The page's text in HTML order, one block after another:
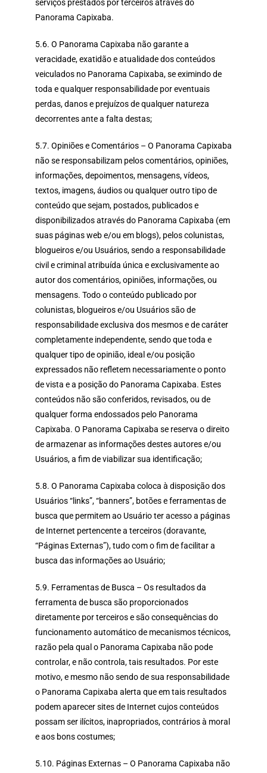
serviços prestados por terceiros através do
Panorama Capixaba.
5.6. O Panorama Capixaba não garante a
veracidade, exatidão e atualidade dos conteúdos
veiculados no Panorama Capixaba, se eximindo de
toda e qualquer responsabilidade por eventuais
perdas, danos e prejuízos de qualquer natureza
decorrentes ante a falta destas;
5.7. Opiniões e Comentários – O Panorama Capixaba
não se responsabilizam pelos comentários, opiniões,
informações, depoimentos, mensagens, vídeos,
textos, imagens, áudios ou qualquer outro tipo de
conteúdo que sejam, postados, publicados e
disponibilizados através do Panorama Capixaba (em
suas páginas web e/ou em blogs), pelos colunistas,
blogueiros e/ou Usuários, sendo a responsabilidade
civil e criminal atribuída única e exclusivamente ao
autor dos comentários, opiniões, informações, ou
mensagens. Todo o conteúdo publicado por
colunistas, blogueiros e/ou Usuários são de
responsabilidade exclusiva dos mesmos e de caráter
completamente independente, sendo que toda e
qualquer tipo de opinião, ideal e/ou posição
expressados não refletem necessariamente o ponto
de vista e a posição do Panorama Capixaba. Estes
conteúdos não são conferidos, revisados, ou de
qualquer forma endossados pelo Panorama
Capixaba. O Panorama Capixaba se reserva o direito
de armazenar as informações destes autores e/ou
Usuários, a fim de viabilizar sua identificação;
5.8. O Panorama Capixaba coloca à disposição dos
Usuários “links”, “banners”, botões e ferramentas de
busca que permitem ao Usuário ter acesso a páginas
de Internet pertencente a terceiros (doravante,
“Páginas Externas”), tudo com o fim de facilitar a
busca das informações ao Usuário;
5.9. Ferramentas de Busca – Os resultados da
ferramenta de busca são proporcionados
diretamente por terceiros e são consequências do
funcionamento automático de mecanismos técnicos,
razão pela qual o Panorama Capixaba não pode
controlar, e não controla, tais resultados. Por este
motivo, e mesmo não sendo de sua responsabilidade
o Panorama Capixaba alerta que em tais resultados
podem aparecer sites de Internet cujos conteúdos
possam ser ilícitos, inapropriados, contrários à moral
e aos bons costumes;
5.10. Páginas Externas – O Panorama Capixaba não